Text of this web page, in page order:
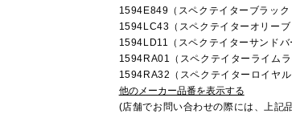
1594E849（スペクテイターブラック
1594LC43（スペクテイターオリーブ
1594LD11（スペクテイターサンドバ
1594RA01（スペクテイターライムラ
1594RA32（スペクテイターロイヤル
他のメーカー品番を表示する
(店舗でお問い合わせの際には、上記